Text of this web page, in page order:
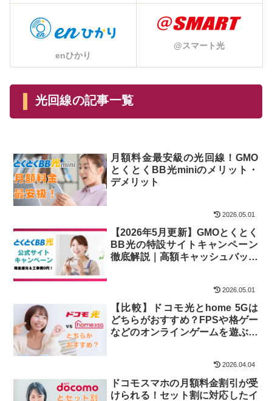
enひかり
@スマート光
光回線の記事一覧
月額料金最安級の光回線！GMO
とくとくBB光miniのメリット・
デメリット
2026.05.01
【2026年5月更新】GMOとくとく
BB光の特設サイトキャンペーン
徹底解説｜高額キャッシュバック
2026.05.01
【比較】ドコモ光とhome 5Gは
どちらがおすすめ？FPSや格ゲー
などのオンラインゲームを遊ぶな
2026.04.04
ドコモスマホの月額料金割引が受
けられる！セット割に対応したイ